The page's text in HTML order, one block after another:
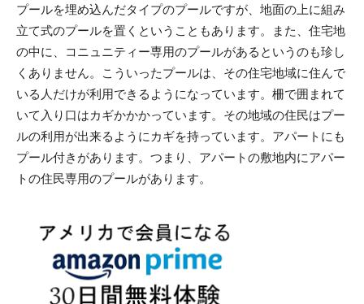
プールを埋め込んだタイプのプールですが、地面の上に組み
立て式のプールを置くということもあります。また、住宅地
の中に、コニュニティー専用のプールがあるというのも珍し
くありません。こういったプールは、その住宅地域に住んで
いる人だけが利用できるようになっています。柵で囲まれて
いて入り口はカギかかかっています。その地域の住民はプー
ルの利用が出来るようにカギを持っています。アパートにも
プール付きがあります。つまり、アパートの敷地内にアパー
トの住民専用のプールがあります。